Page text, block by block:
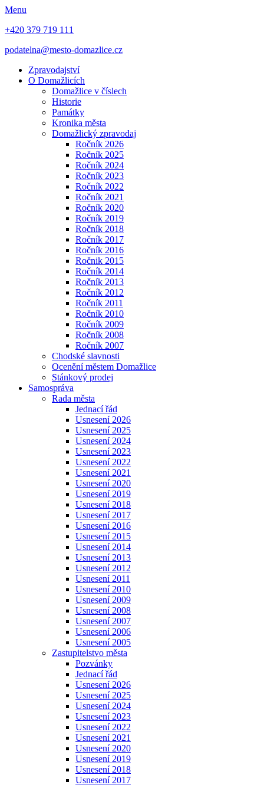
Menu
+420 379 719 111
podatelna@mesto-domazlice.cz
Zpravodajství
O Domažlicích
Domažlice v číslech
Historie
Památky
Kronika města
Domažlický zpravodaj
Ročník 2026
Ročník 2025
Ročník 2024
Ročník 2023
Ročník 2022
Ročník 2021
Ročník 2020
Ročník 2019
Ročník 2018
Ročník 2017
Ročník 2016
Ročnik 2015
Ročník 2014
Ročník 2013
Ročník 2012
Ročník 2011
Ročník 2010
Ročník 2009
Ročník 2008
Ročník 2007
Chodské slavnosti
Ocenění městem Domažlice
Stánkový prodej
Samospráva
Rada města
Jednací řád
Usnesení 2026
Usnesení 2025
Usnesení 2024
Usnesení 2023
Usnesení 2022
Usnesení 2021
Usnesení 2020
Usnesení 2019
Usnesení 2018
Usnesení 2017
Usnesení 2016
Usnesení 2015
Usnesení 2014
Usnesení 2013
Usnesení 2012
Usnesení 2011
Usnesení 2010
Usnesení 2009
Usnesení 2008
Usnesení 2007
Usnesení 2006
Usnesení 2005
Zastupitelstvo města
Pozvánky
Jednací řád
Usnesení 2026
Usnesení 2025
Usnesení 2024
Usnesení 2023
Usnesení 2022
Usnesení 2021
Usnesení 2020
Usnesení 2019
Usnesení 2018
Usnesení 2017